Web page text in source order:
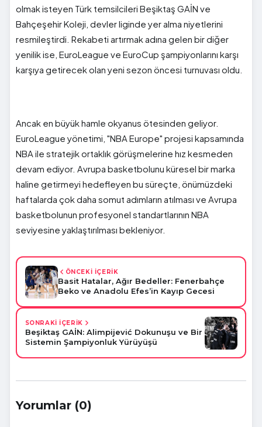
olmak isteyen Türk temsilcileri Beşiktaş GAİN ve
Bahçeşehir Koleji, devler liginde yer alma niyetlerini
resmileştirdi. Rekabeti artırmak adına gelen bir diğer
yenilik ise, EuroLeague ve EuroCup şampiyonlarını karşı
karşıya getirecek olan yeni sezon öncesi turnuvası oldu.
Ancak en büyük hamle okyanus ötesinden geliyor.
EuroLeague yönetimi, "NBA Europe" projesi kapsamında
NBA ile stratejik ortaklık görüşmelerine hız kesmeden
devam ediyor. Avrupa basketbolunu küresel bir marka
haline getirmeyi hedefleyen bu süreçte, önümüzdeki
haftalarda çok daha somut adımların atılması ve Avrupa
basketbolunun profesyonel standartlarının NBA
seviyesine yaklaştırılması bekleniyor.
ÖNCEKİ İÇERİK
Basit Hatalar, Ağır Bedeller: Fenerbahçe
Beko ve Anadolu Efes’in Kayıp Gecesi
SONRAKİ İÇERİK
Beşiktaş GAİN: Alimpijević Dokunuşu ve Bir
Sistemin Şampiyonluk Yürüyüşü
Yorumlar (0)